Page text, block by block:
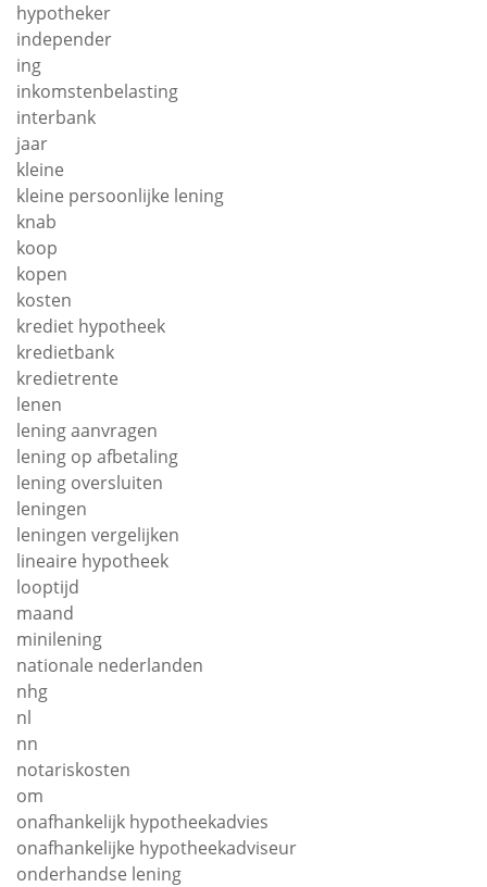
hypotheker
independer
ing
inkomstenbelasting
interbank
jaar
kleine
kleine persoonlijke lening
knab
koop
kopen
kosten
krediet hypotheek
kredietbank
kredietrente
lenen
lening aanvragen
lening op afbetaling
lening oversluiten
leningen
leningen vergelijken
lineaire hypotheek
looptijd
maand
minilening
nationale nederlanden
nhg
nl
nn
notariskosten
om
onafhankelijk hypotheekadvies
onafhankelijke hypotheekadviseur
onderhandse lening